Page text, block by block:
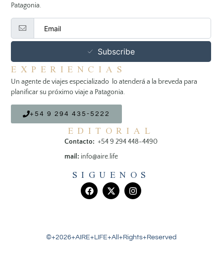
Patagonia.
Subscribe
EXPERIENCIAS
Un agente de viajes especializado lo atenderá a la breveda para
planificar su próximo viaje a Patagonia.
+54 9 294 435-5222
EDITORIAL
Contacto: +54 9 294 448-4490
mail: info@aire.life
SIGUENOS
©+2026+AIRE+LIFE+All+Rights+Reserved